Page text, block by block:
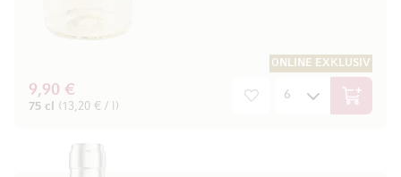
ONLINE EXKLUSIV
9,90 €
75 cl (13,20 € / l) In den